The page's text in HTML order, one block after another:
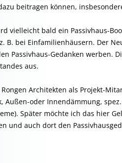
beitragen können,
vielleicht bald ein Passivhaus-
B. bei Einfamilienhäusern. Der
Passivhaus-Gedanken werben.
aus.
Architekten als Projekt-
Außen-oder Innendämmung,
Später möchte ich das hier
und auch dort den